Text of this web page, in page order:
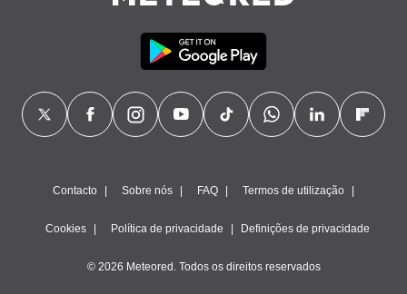
Contacto Sobre nós FAQ Termos de utilização
Cookies Política de privacidade Definições de privacidade
© 2026 Meteored. Todos os direitos reservados